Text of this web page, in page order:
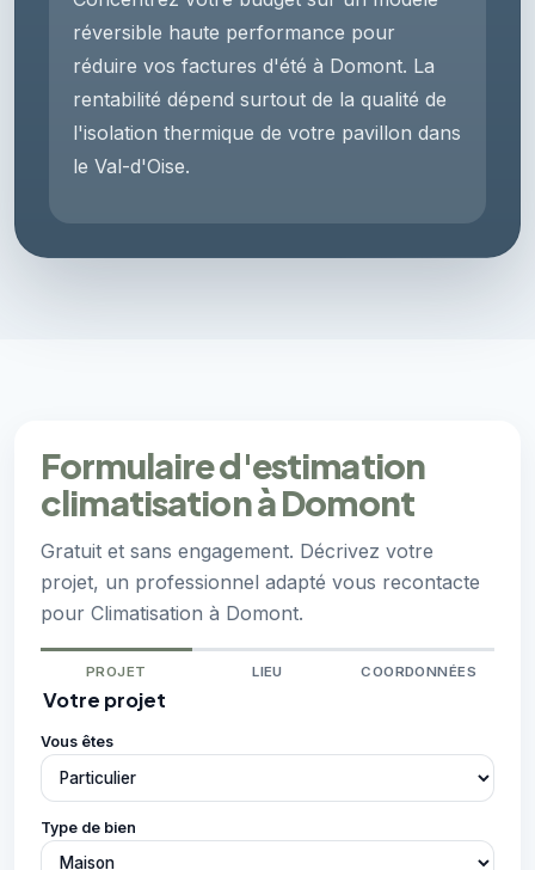
réversible haute performance pour
réduire vos factures d'été à Domont. La
rentabilité dépend surtout de la qualité de
l'isolation thermique de votre pavillon dans
le Val-d'Oise.
Formulaire d'estimation
climatisation à Domont
Gratuit et sans engagement. Décrivez votre
projet, un professionnel adapté vous recontacte
pour Climatisation à Domont.
PROJET LIEU COORDONNÉES
Votre projet
Vous êtes
Type de bien